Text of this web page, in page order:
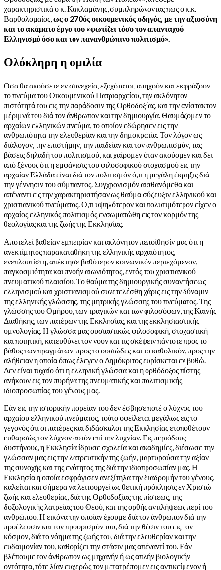
χαρακτηριστικά ο κ. Κακλαμάνης, συμπληρώνοντας πως ο κ.κ.
Βαρθολομαίος,ως ο 270ός οικουμενικός οδηγός, με την αξιοσύνη
και το ακάματο έργο του «φωτίζει τόσο τον απανταχού
Ελληνισμό όσο και τον πανανθρώπινο πολιτισμό».
Ολόκληρη η ομιλία
Οσα θα ακούσετε εν συνεχεία, εξοχότατοι, απηχούν και εκφράζουν
το πνεύμα του Οικουμενικού Πατριαρχείου, την ακλόνητον
πιστότητά του εις την παράδοσιν της Ορθοδοξίας, και την ανίστακτον
μέριμνά του διά τον άνθρωπον και την δημιουργία. Θαυμάζομεν το
αρχαίων ελληνικών πνεύμα, το οποίον εδώρησεν εις την
ανθρωπότητα την ελευθερίαν και την δημοκρατία. Τον λόγον ως
διάλογον, την επιστήμην, την παιδείαν και τον ανθρωπισμόν, τας
βάσεις δηλαδή του πολιτισμού, και χαίρομεν όταν ακούομεν και δει
από ξένους ότι η εμφάνισις του φιλοσοφικού στοχασμού εις την
αρχαίαν Ελλάδα είναι διά τον πολιτισμόν ό,τι η μεγάλη έκρηξις διά
την γέννησιν του σύμπαντος. Συγχρονισμόν αισθανόμεθα και
απέναντι εις την χαρακτηριστήσαν ως θαύμα σύζευξιν ελληνικού και
χριστιανικού πνεύματος. Ο,τι υψηλότερον και πολυτιμότερον είχεν ο
αρχαίος ελληνικός πολιτισμός ενσωματώθη εις τον κορμόν της
θεολογίας και της ζωής της Εκκλησίας.
Αποτελεί βαθείαν εμπειρίαν και ακλόνητον πεποίθησίν μας ότι η
ανεκτίμητος παρακαταθήκη της ελληνικής αρχαιότητος,
ενεπλουτίστη, απέκτησε βαθύτερον κοινωνικόν περιεχόμενον,
παγκοσμιότητα και πνοήν αιωνιότητος, εντός του χριστιανικού
πνευματικού πλαισίου. Το θαύμα της δημιουργικής συναντήσεως
ελληνισμού και χριστιανισμού συνετελέσθη χάρις εις την δύναμιν
της ελληνικής γλώσσης, της μητρικής γλώσσης του πνεύματος. Της
γλώσσης του Ομήρου, των τραγικών και των φιλοσόφων, της Καινής
Διαθήκης, των πατέρων της Εκκλησίας, και της εκκλησιαστικής
υμνολογίας. Η γλώσσα μας ουσιαστικώς φιλοσοφική, στοχαστική
και ποιητική, κατευθύνει τον νουν και τις σκέψειν πάντοτε προς το
βάθος των πραγμάτων, προς το ουσιώδες και το καθολικόν, προς την
αλήθειαν η οποία όπως έλεγεν ο Δημόκριτος ευρίσκεται εν βυθώ.
Δεν είναι τυχαίο ότι η ελληνική γλώσσα και η ορθόδοξος πίστης
ανήκουν εις τον πυρήνα της πνευματικής και πολιτισμικής
ιδιοπροσωπίας του γένους μας.
Εάν εις την ιστορικήν πορείαν του δεν έσβησε ποτέ ο λύχνος του
αρχαίου ελληνικού πνεύματος, τούτο οφείλεται μεγάλως εις το
γεγονός ότι οι πατέρες και διδάσκαλοι της Εκκλησίας ετοποθέτουν
ευθαρσώς τον λύχνον αυτόν επί την λυχνίαν. Εις περιόδους
δυστήνους, η Εκκλησία ίδρυσε σχολεία και ακαδημίες, διέσωσε την
γλώσσαν μας εις την λατρευτικήν της ζωήν, μαρτυρούσα την αξίαν
της συνοχής και της ενότητος της διά την ιδιοπροσωπίαν μας. Η
Εκκλησία η οποία εσφράγισεν ανεξίτηλα την διαδρομήν του γένους,
καλείται και σήμερα να λειτουργεί ως θετική πρόκλησις εν Χριστώ
ζωής και ελευθερίας, διά της Ορθοδοξίας της πίστεως, της
δοξολογικής λατρείας του Θεού, και της ορθής αντιλήψεως περί του
ανθρώπου. Η εικόνα την οποίαν έχουμε διά τον άνθρωπον διά την
προέλευσιν και τον προορισμόν του, διά την θέσιν του εις τον
κόσμον, διά το νόημα της ζωής του, διά την ελευθερίαν και την
ευδαιμονίαν του, καθορίζει την στάσιν μας απέναντί του. Εάν
βλέπουμε τον άνθρωπον ως μηχανήν ή ως απλήν βιολογικήν
οντότητα, τότε λίαν ευχερώς τον μετατρέπομεν εις αντικείμενον ή